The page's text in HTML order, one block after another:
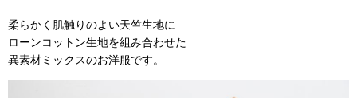
柔らかく肌触りのよい天竺生地に
ローンコットン生地を組み合わせた
異素材ミックスのお洋服です。